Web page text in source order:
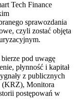
Tech Finance
sprawozdania
czyli zostać objęta
pod uwagę
płynność i kapitał
z publicznych
(KRZ), Monitora
postępowań w